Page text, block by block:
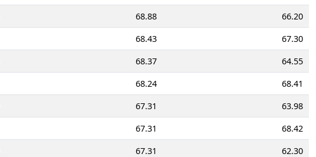
68.88
66.20
68.43
67.30
68.37
64.55
68.24
68.41
67.31
63.98
67.31
68.42
67.31
62.30